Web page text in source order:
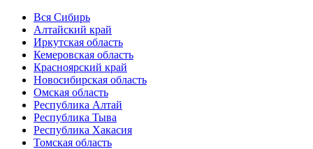
Вся Сибирь
Алтайский край
Иркутская область
Кемеровская область
Красноярский край
Новосибирская область
Омская область
Республика Алтай
Республика Тыва
Республика Хакасия
Томская область